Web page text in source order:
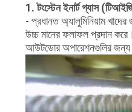
1. টংস্টেন ইনার্ট গ্যাস
- প্রধানত অ্যালুমিনিয়াম
উচ্চ মানের ফলাফল প্রদান
আউটডোর অপারেশনগুলির